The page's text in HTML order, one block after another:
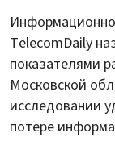
TelecomDaily
показателями
Московской
исследовании
потере